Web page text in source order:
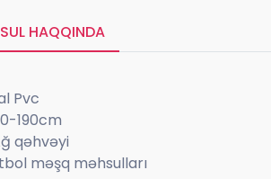
HAQQINDA
Pvc
190cm
qəhvəyi
məşq məhsulları